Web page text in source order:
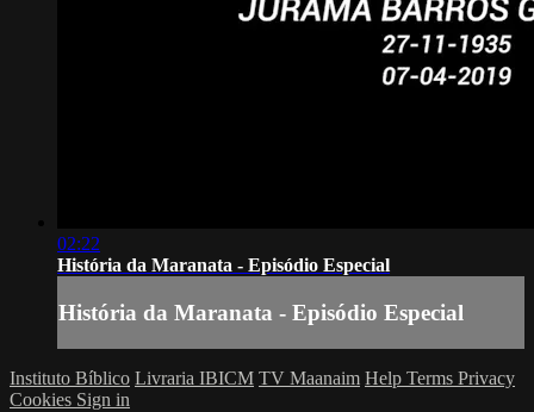
02:22
História da Maranata - Episódio Especial
História da Maranata - Episódio Especial
Instituto Bíblico Livraria IBICM TV Maanaim Help Terms Privacy
Cookies Sign in